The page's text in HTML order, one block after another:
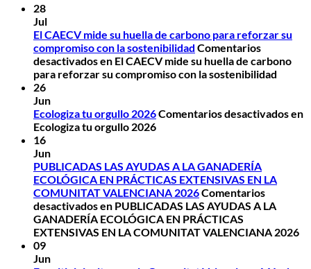
28
Jul
El CAECV mide su huella de carbono para reforzar su
compromiso con la sostenibilidad Comentarios
desactivadosen El CAECV mide su huella de carbono
para reforzar su compromiso con la sostenibilidad
26
Jun
Ecologiza tu orgullo 2026Comentarios desactivadosen
Ecologiza tu orgullo 2026
16
Jun
PUBLICADAS LAS AYUDAS A LA GANADERÍA
ECOLÓGICA EN PRÁCTICAS EXTENSIVAS EN LA
COMUNITAT VALENCIANA 2026Comentarios
desactivadosen PUBLICADAS LAS AYUDAS A LA
GANADERÍA ECOLÓGICA EN PRÁCTICAS
EXTENSIVAS EN LA COMUNITAT VALENCIANA 2026
09
Jun